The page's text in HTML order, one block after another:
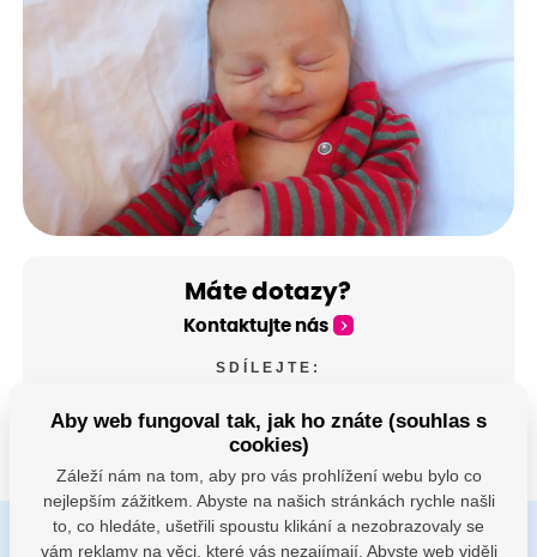
Máte dotazy?
Kontaktujte nás
SDÍLEJTE:
Aby web fungoval tak, jak ho znáte (souhlas s
cookies)
Záleží nám na tom, aby pro vás prohlížení webu bylo co
nejlepším zážitkem. Abyste na našich stránkách rychle našli
to, co hledáte, ušetřili spoustu klikání a nezobrazovaly se
vám reklamy na věci, které vás nezajímají. Abyste web viděli